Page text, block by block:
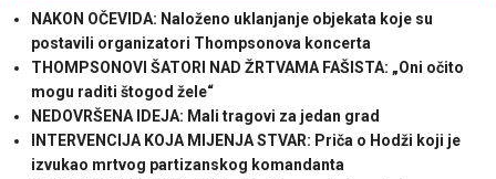
NAKON OČEVIDA: Naloženo uklanjanje objekata koje su
postavili organizatori Thompsonova koncerta
THOMPSONOVI ŠATORI NAD ŽRTVAMA FAŠISTA: „Oni očito
mogu raditi štogod žele“
NEDOVRŠENA IDEJA: Mali tragovi za jedan grad
INTERVENCIJA KOJA MIJENJA STVAR: Priča o Hodži koji je
izvukao mrtvog partizanskog komandanta